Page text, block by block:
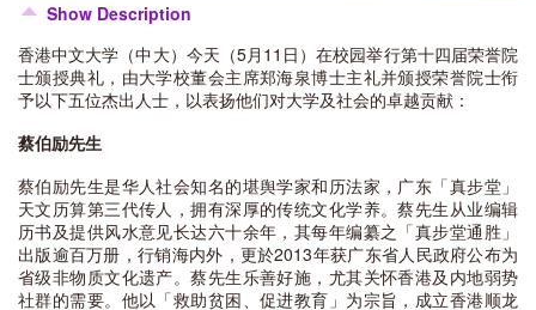
Show Description
香港中文大学（中大）今天（5月11日）在校园举行第十四届荣誉院
士颁授典礼，由大学校董会主席郑海泉博士主礼并颁授荣誉院士衔
予以下五位杰出人士，以表扬他们对大学及社会的卓越贡献：
蔡伯励先生
蔡伯励先生是华人社会知名的堪舆学家和历法家，广东「真步堂」
天文历算第三代传人，拥有深厚的传统文化学养。蔡先生从业编辑
历书及提供风水意见长达六十余年，其每年编纂之「真步堂通胜」
出版逾百万册，行销海内外，更於2013年获广东省人民政府公布为
省级非物质文化遗产。蔡先生乐善好施，尤其关怀香港及内地弱势
社群的需要。他以「救助贫困、促进教育」为宗旨，成立香港顺龙